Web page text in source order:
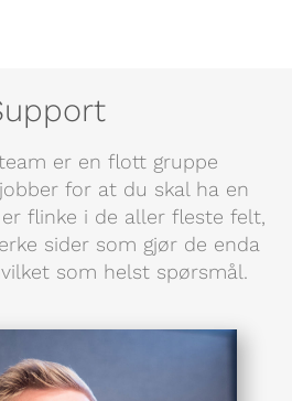
er en flott gruppe
for at du skal ha en
flinke i de aller fleste felt,
sider som gjør de enda
som helst spørsmål.